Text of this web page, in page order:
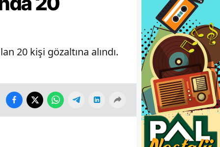
20 kişi gözaltına alındı.